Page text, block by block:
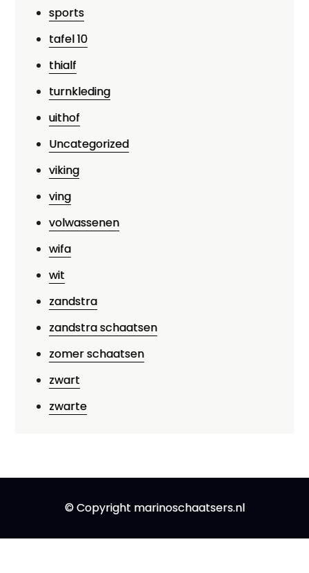
sports
tafel 10
thialf
turnkleding
uithof
Uncategorized
viking
ving
volwassenen
wifa
wit
zandstra
zandstra schaatsen
zomer schaatsen
zwart
zwarte
© Copyright marinoschaatsers.nl